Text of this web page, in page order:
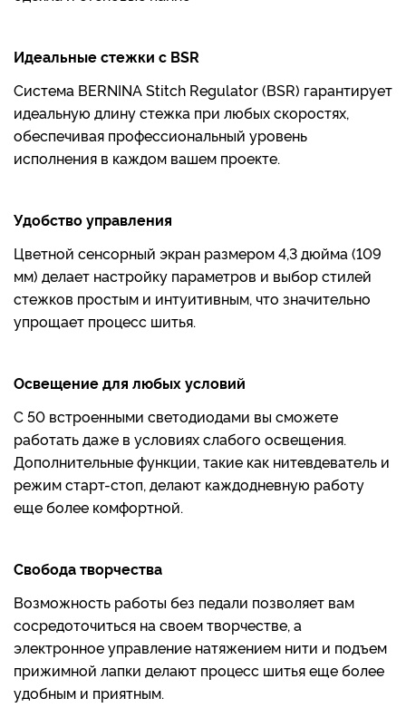
Идеальные стежки с BSR
Система BERNINA Stitch Regulator (BSR) гарантирует
идеальную длину стежка при любых скоростях,
обеспечивая профессиональный уровень
исполнения в каждом вашем проекте.
Удобство управления
Цветной сенсорный экран размером 4,3 дюйма (109
мм) делает настройку параметров и выбор стилей
стежков простым и интуитивным, что значительно
упрощает процесс шитья.
Освещение для любых условий
С 50 встроенными светодиодами вы сможете
работать даже в условиях слабого освещения.
Дополнительные функции, такие как нитевдеватель и
режим старт-стоп, делают каждодневную работу
еще более комфортной.
Свобода творчества
Возможность работы без педали позволяет вам
сосредоточиться на своем творчестве, а
электронное управление натяжением нити и подъем
прижимной лапки делают процесс шитья еще более
удобным и приятным.